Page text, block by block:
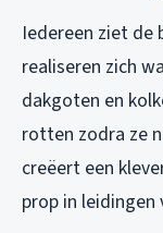
Iedereen ziet de
realiseren zich
dakgoten en
rotten zodra ze
creëert een
prop in leidingen